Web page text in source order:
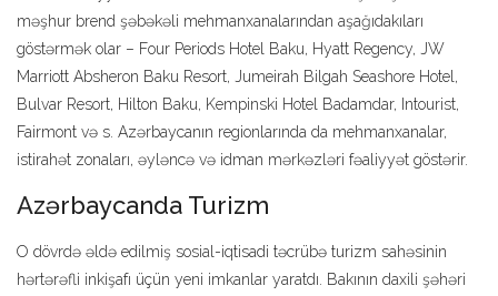
məşhur brend şəbəkəli mehmanxanalarından aşağıdakıları
göstərmək olar – Four Periods Hotel Baku, Hyatt Regency, JW
Marriott Absheron Baku Resort, Jumeirah Bilgah Seashore Hotel,
Bulvar Resort, Hilton Baku, Kempinski Hotel Badamdar, Intourist,
Fairmont və s. Azərbaycanın regionlarında da mehmanxanalar,
istirahət zonaları, əyləncə və idman mərkəzləri fəaliyyət göstərir.
Azərbaycanda Turizm
O dövrdə əldə edilmiş sosial-iqtisadi təcrübə turizm sahəsinin
hərtərəfli inkişafı üçün yeni imkanlar yaratdı. Bakının daxili şəhəri